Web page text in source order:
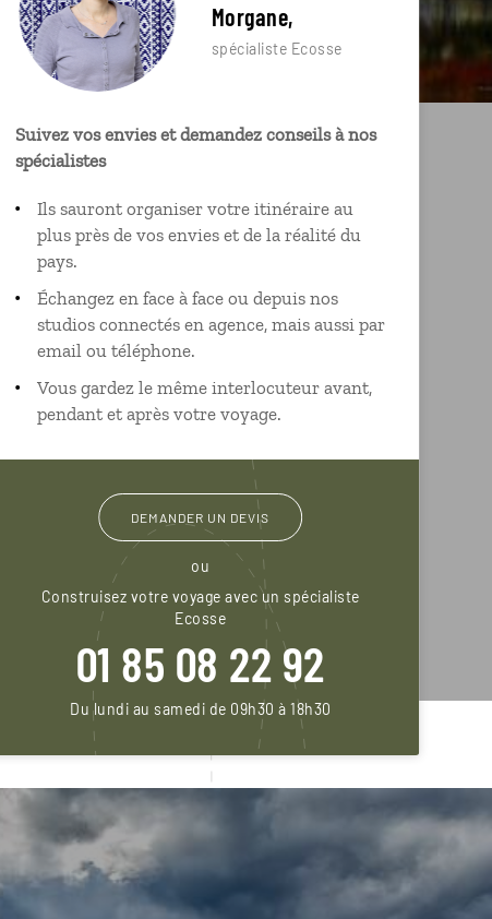
Morgane,
spécialiste Ecosse
Suivez vos envies et demandez conseils à nos
spécialistes
Ils sauront organiser votre itinéraire au
plus près de vos envies et de la réalité du
pays.
Échangez en face à face ou depuis nos
studios connectés en agence, mais aussi par
email ou téléphone.
Vous gardez le même interlocuteur avant,
pendant et après votre voyage.
DEMANDER UN DEVIS
ou
Construisez votre voyage avec un spécialiste
Ecosse
01 85 08 22 92
Du lundi au samedi de 09h30 à 18h30